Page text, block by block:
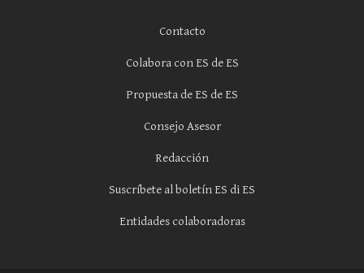
Contacto
Colabora con ES de ES
Propuesta de ES de ES
Consejo Asesor
Redacción
Suscríbete al boletín ES di ES
Entidades colaboradoras